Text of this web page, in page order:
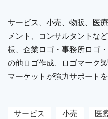
サービス、小売、物販、医
メント、コンサルタントな
様、企業ロゴ・事務所ロゴ
の他ロゴ作成、ロゴマーク
マーケットが強力サポートを
サービス 小売 医